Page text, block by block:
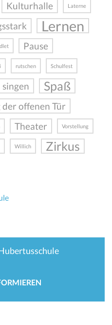
Kulturhalle Laterne
Lernen
Pause
rutschen Schulfest
singen
Spaß
der offenen Tür
Theater Vorstellung
Willich Zirkus